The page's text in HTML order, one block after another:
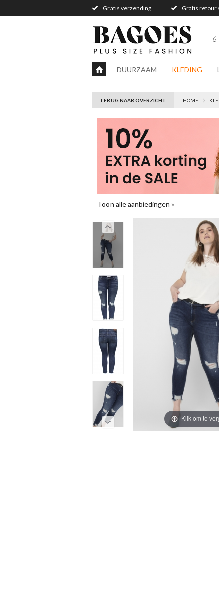
Gratis verzending Gratis retour
DUURZAAM KLEDING
TERUG NAAR OVERZICHT HOME
Toon alle aanbiedingen »
Klik om te